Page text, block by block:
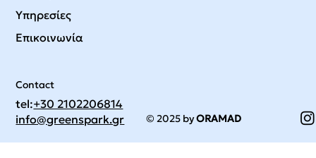
Υπηρεσίες
Επικοινωνία
Contact
tel:+30 2102206814
info@greenspark.gr
© 2025 byORAMAD